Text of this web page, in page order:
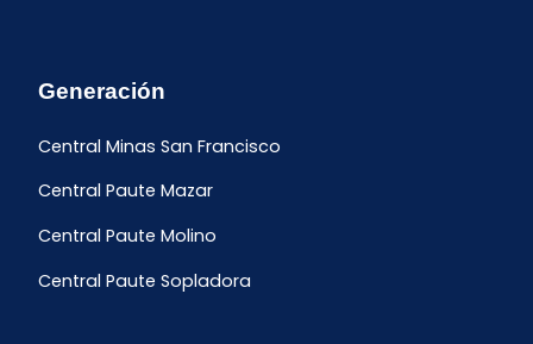
Generación
Central Minas San Francisco
Central Paute Mazar
Central Paute Molino
Central Paute Sopladora